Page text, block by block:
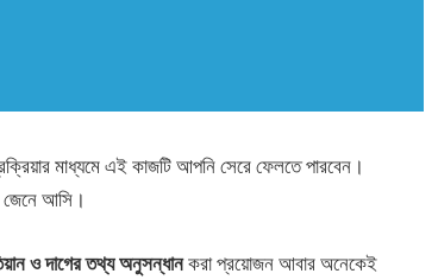
মাধ্যমে এই কাজটি আপনি সেরে ফেলতে পারবেন।
জেনে আসি।
ও দাগের তথ্য অনুসন্ধানকরা প্রয়োজন আবার অনেকেই